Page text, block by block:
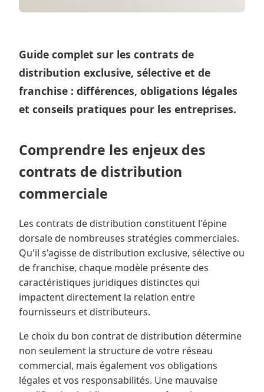
Guide complet sur les contrats de
distribution exclusive, sélective et de
franchise : différences, obligations légales
et conseils pratiques pour les entreprises.
Comprendre les enjeux des
contrats de distribution
commerciale
Les contrats de distribution constituent l'épine
dorsale de nombreuses stratégies commerciales.
Qu'il s'agisse de distribution exclusive, sélective ou
de franchise, chaque modèle présente des
caractéristiques juridiques distinctes qui
impactent directement la relation entre
fournisseurs et distributeurs.
Le choix du bon contrat de distribution détermine
non seulement la structure de votre réseau
commercial, mais également vos obligations
légales et vos responsabilités. Une mauvaise